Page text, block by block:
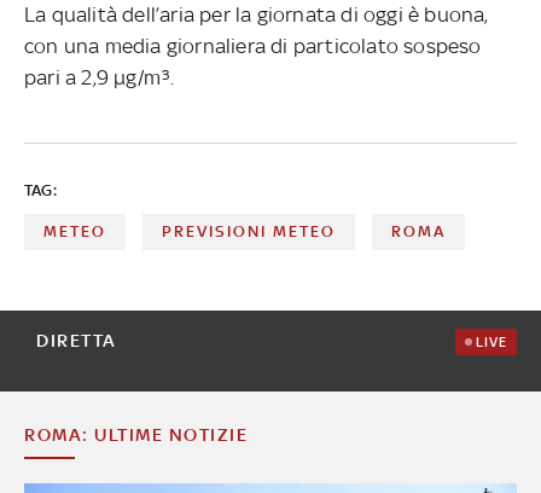
La qualità dell’aria per la giornata di oggi è buona,
con una media giornaliera di particolato sospeso
pari a 2,9 µg/m³.
TAG:
METEO PREVISIONI METEO ROMA
DIRETTA LIVE
ROMA: ULTIME NOTIZIE